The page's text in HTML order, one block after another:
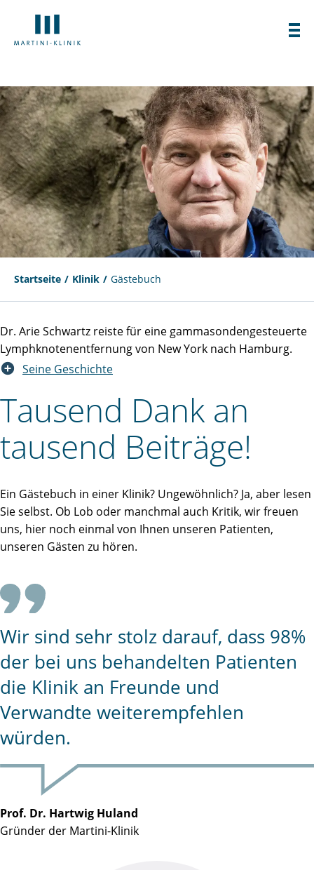
Startseite Klinik Gästebuch
Dr. Arie Schwartz reiste für eine gammasondengesteuerte
Lymphknotenentfernung von New York nach Hamburg.
Seine Geschichte
Tausend Dank an
tausend Beiträge!
Ein Gästebuch in einer Klinik? Ungewöhnlich? Ja, aber lesen
Sie selbst. Ob Lob oder manchmal auch Kritik, wir freuen
uns, hier noch einmal von Ihnen unseren Patienten,
unseren Gästen zu hören.
Wir sind sehr stolz darauf, dass 98%
der bei uns behandelten Patienten
die Klinik an Freunde und
Verwandte weiterempfehlen
würden.
Prof. Dr. Hartwig Huland
Gründer der Martini-Klinik